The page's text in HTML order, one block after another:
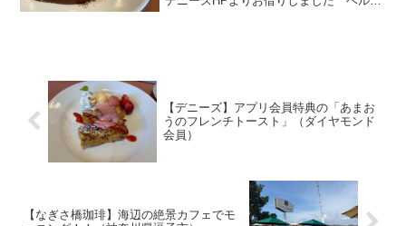
【デニーズ】アプリ会員特典の「あまお
うのフレンチトースト」（ダイヤモンド
会員）
【なぎさ橋珈琲】海辺の絶景カフェでモ